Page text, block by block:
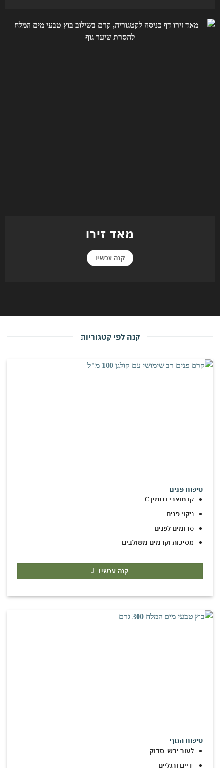
מאד זירו
קנה עכשיו
קנה לפי קטגוריות
טיפוח פנים
קו מוצרי ויטמין C
ניקוי פנים
סרומים לפנים
מסיכות וקרמים משולבים
קנה עכשיו
טיפוח הגוף
לעור יבש וסדוק
ידיים ורגליים